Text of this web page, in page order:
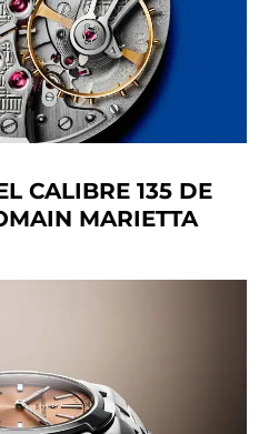
CALIBRE 135 DE
MARIETTA